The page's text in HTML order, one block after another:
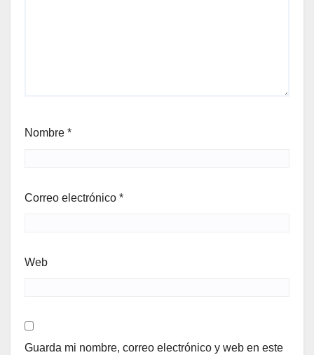
Nombre *
Correo electrónico *
Web
Guarda mi nombre, correo electrónico y web en este